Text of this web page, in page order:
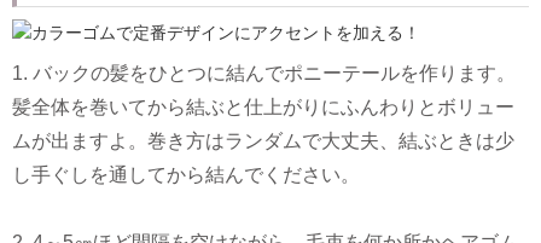
1. バックの髪をひとつに結んでポニーテールを作ります。
髪全体を巻いてから結ぶと仕上がりにふんわりとボリュー
ムが出ますよ。巻き方はランダムで大丈夫、結ぶときは少
し手ぐしを通してから結んでください。